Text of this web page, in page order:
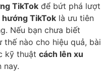
TikTok để bứt phá lượt
TikTok là ưu tiên
Nếu bạn chưa biết
thế nào cho hiệu quả, bài
kỹ thuật cách lên xu
nay.